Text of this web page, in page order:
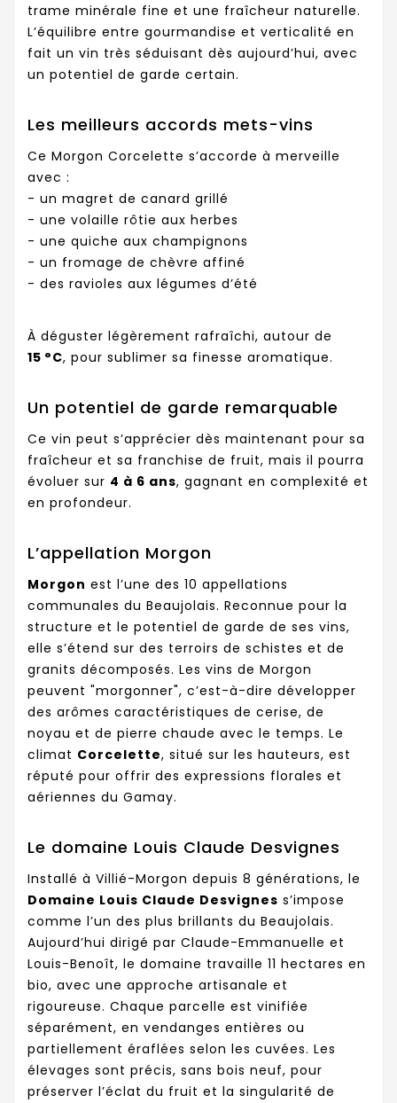
trame minérale fine et une fraîcheur naturelle.
L’équilibre entre gourmandise et verticalité en
fait un vin très séduisant dès aujourd’hui, avec
un potentiel de garde certain.
Les meilleurs accords mets-vins
Ce Morgon Corcelette s’accorde à merveille
avec :
- un magret de canard grillé
- une volaille rôtie aux herbes
- une quiche aux champignons
- un fromage de chèvre affiné
- des ravioles aux légumes d’été
À déguster légèrement rafraîchi, autour de
15 °C, pour sublimer sa finesse aromatique.
Un potentiel de garde remarquable
Ce vin peut s’apprécier dès maintenant pour sa
fraîcheur et sa franchise de fruit, mais il pourra
évoluer sur 4 à 6 ans, gagnant en complexité et
en profondeur.
L’appellation Morgon
Morgon est l’une des 10 appellations
communales du Beaujolais. Reconnue pour la
structure et le potentiel de garde de ses vins,
elle s’étend sur des terroirs de schistes et de
granits décomposés. Les vins de Morgon
peuvent "morgonner", c’est-à-dire développer
des arômes caractéristiques de cerise, de
noyau et de pierre chaude avec le temps. Le
climat Corcelette, situé sur les hauteurs, est
réputé pour offrir des expressions florales et
aériennes du Gamay.
Le domaine Louis Claude Desvignes
Installé à Villié-Morgon depuis 8 générations, le
Domaine Louis Claude Desvignes s’impose
comme l’un des plus brillants du Beaujolais.
Aujourd’hui dirigé par Claude-Emmanuelle et
Louis-Benoît, le domaine travaille 11 hectares en
bio, avec une approche artisanale et
rigoureuse. Chaque parcelle est vinifiée
séparément, en vendanges entières ou
partiellement éraflées selon les cuvées. Les
élevages sont précis, sans bois neuf, pour
préserver l’éclat du fruit et la singularité de